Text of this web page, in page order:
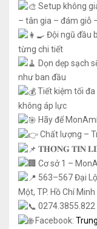
Setup không
– tân gia – đám giỗ
Đội ngũ đầu
từng chi tiết
Dọn dẹp sạch
như ban đầu
Tiết kiệm tối đa
không áp lực
Hãy để
Chất lượng –
𝐓𝐇𝐎̂𝐍𝐆 𝐓𝐈𝐍
Cơ sở 1 –
563–567 Đại
Một, TP. Hồ Chí Minh
0274.3855.822
Facebook: